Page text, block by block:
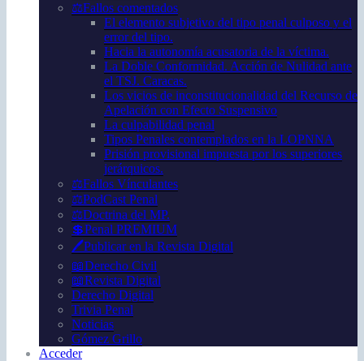
⚖️Fallos comentados
El elemento subjetivo del tipo penal culposo y el
error del tipo.
Hacia la autonomía acusatoria de la víctima.
La Doble Conformidad. Acción de Nulidad ante
el TSJ. Caracas.
Los vicios de inconstitucionalidad del Recurso de
Apelación con Efecto Suspensivo
La culpabilidad penal
Tipos Penales contemplados en la LOPNNA
Prisión provisional impuesta por los superiores
jerárquicos.
⚖️Fallos Vínculantes
⚖️PodCast Penal
⚖️Doctrina del MP.
💲Penal PREMIUM
🖊️Publicar en la Revista Digital
📖Derecho Civil
📖Revista Digital
Derecho Digital
Trivia Penal
Noticias
Gómez Grillo
Acceder